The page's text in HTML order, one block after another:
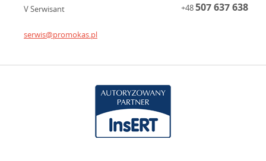
V Serwisant +48507 637 638
serwis@promokas.pl